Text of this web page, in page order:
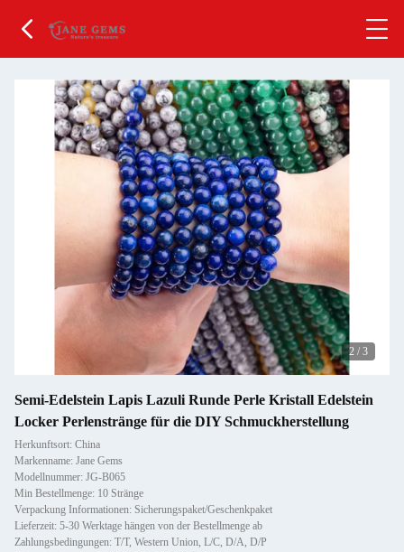
2 / 3
Semi-Edelstein Lapis Lazuli Runde Perle Kristall Edelstein
Locker Perlenstränge für die DIY Schmuckherstellung
Herkunftsort: China
Markenname: Jane Gems
Modellnummer: JG-B065
Min Bestellmenge: 10 Stränge
Verpackung Informationen: Sicherungspaket/Geschenkpaket
Lieferzeit: 5-30 Werktage hängen von der Bestellmenge ab
Zahlungsbedingungen: T/T, Western Union, L/C, D/A, D/P